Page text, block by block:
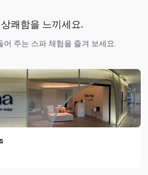
쾌함을 느끼세요.
어 주는 스파 체험을 즐겨 보세요.